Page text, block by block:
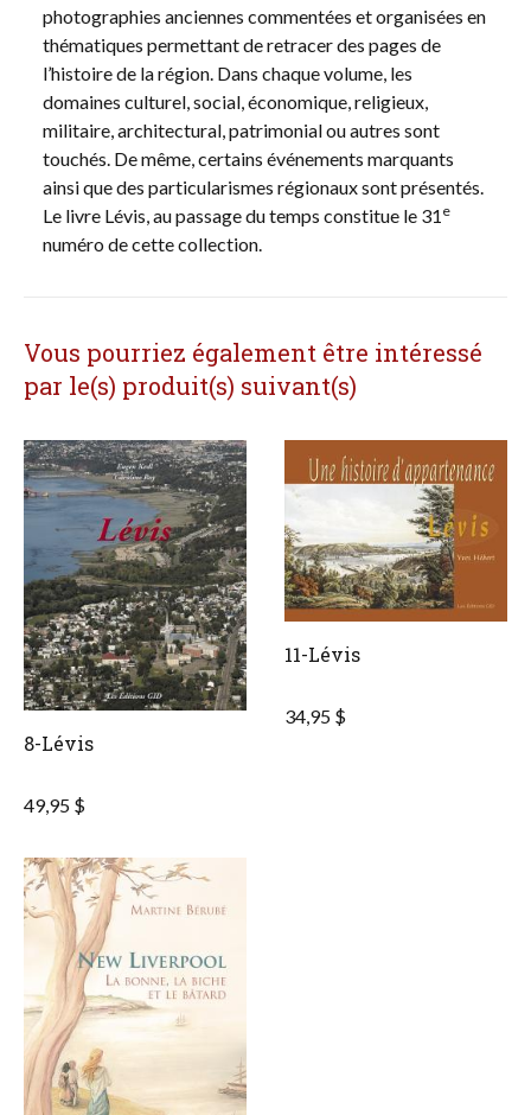
photographies anciennes commentées et organisées en
thématiques permettant de retracer des pages de
l’histoire de la région. Dans chaque volume, les
domaines culturel, social, économique, religieux,
militaire, architectural, patrimonial ou autres sont
touchés. De même, certains événements marquants
ainsi que des particularismes régionaux sont présentés.
Le livre Lévis, au passage du temps constitue le 31 e
numéro de cette collection.
Vous pourriez également être intéressé
par le(s) produit(s) suivant(s)
8-Lévis
49,95 $
11-Lévis
34,95 $